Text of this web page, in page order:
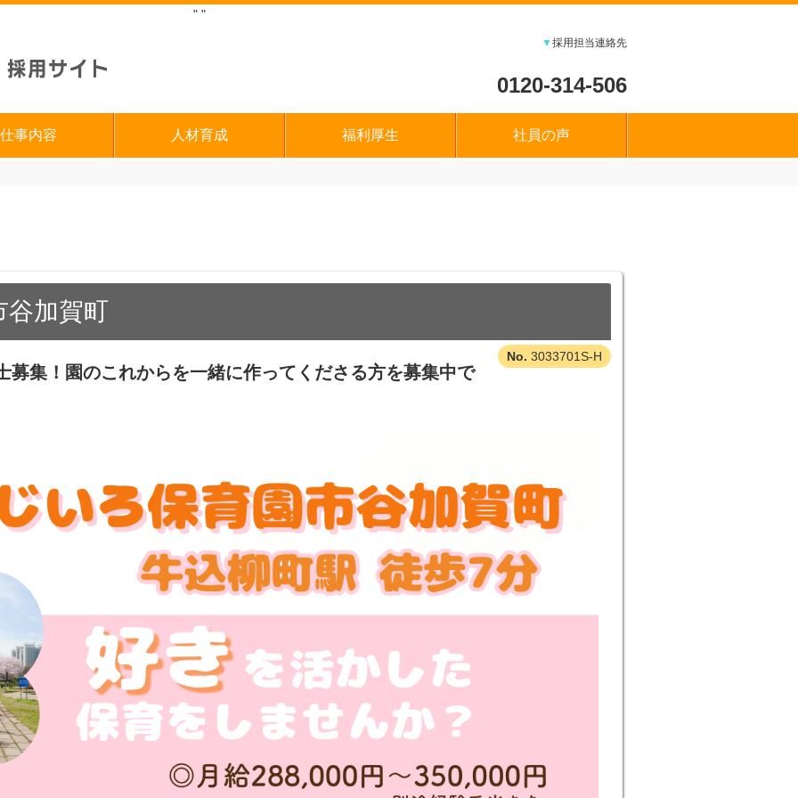
" "
▼採用担当連絡先
0120-314-506
仕事内容 人材育成 福利厚生 社員の声
加賀町
3033701S-H
集！園のこれからを一緒に作ってくださる方を募集中で